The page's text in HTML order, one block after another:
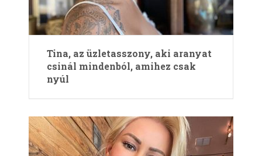
Tina, az üzletasszony, aki aranyat
csinál mindenból, amihez csak
nyúl